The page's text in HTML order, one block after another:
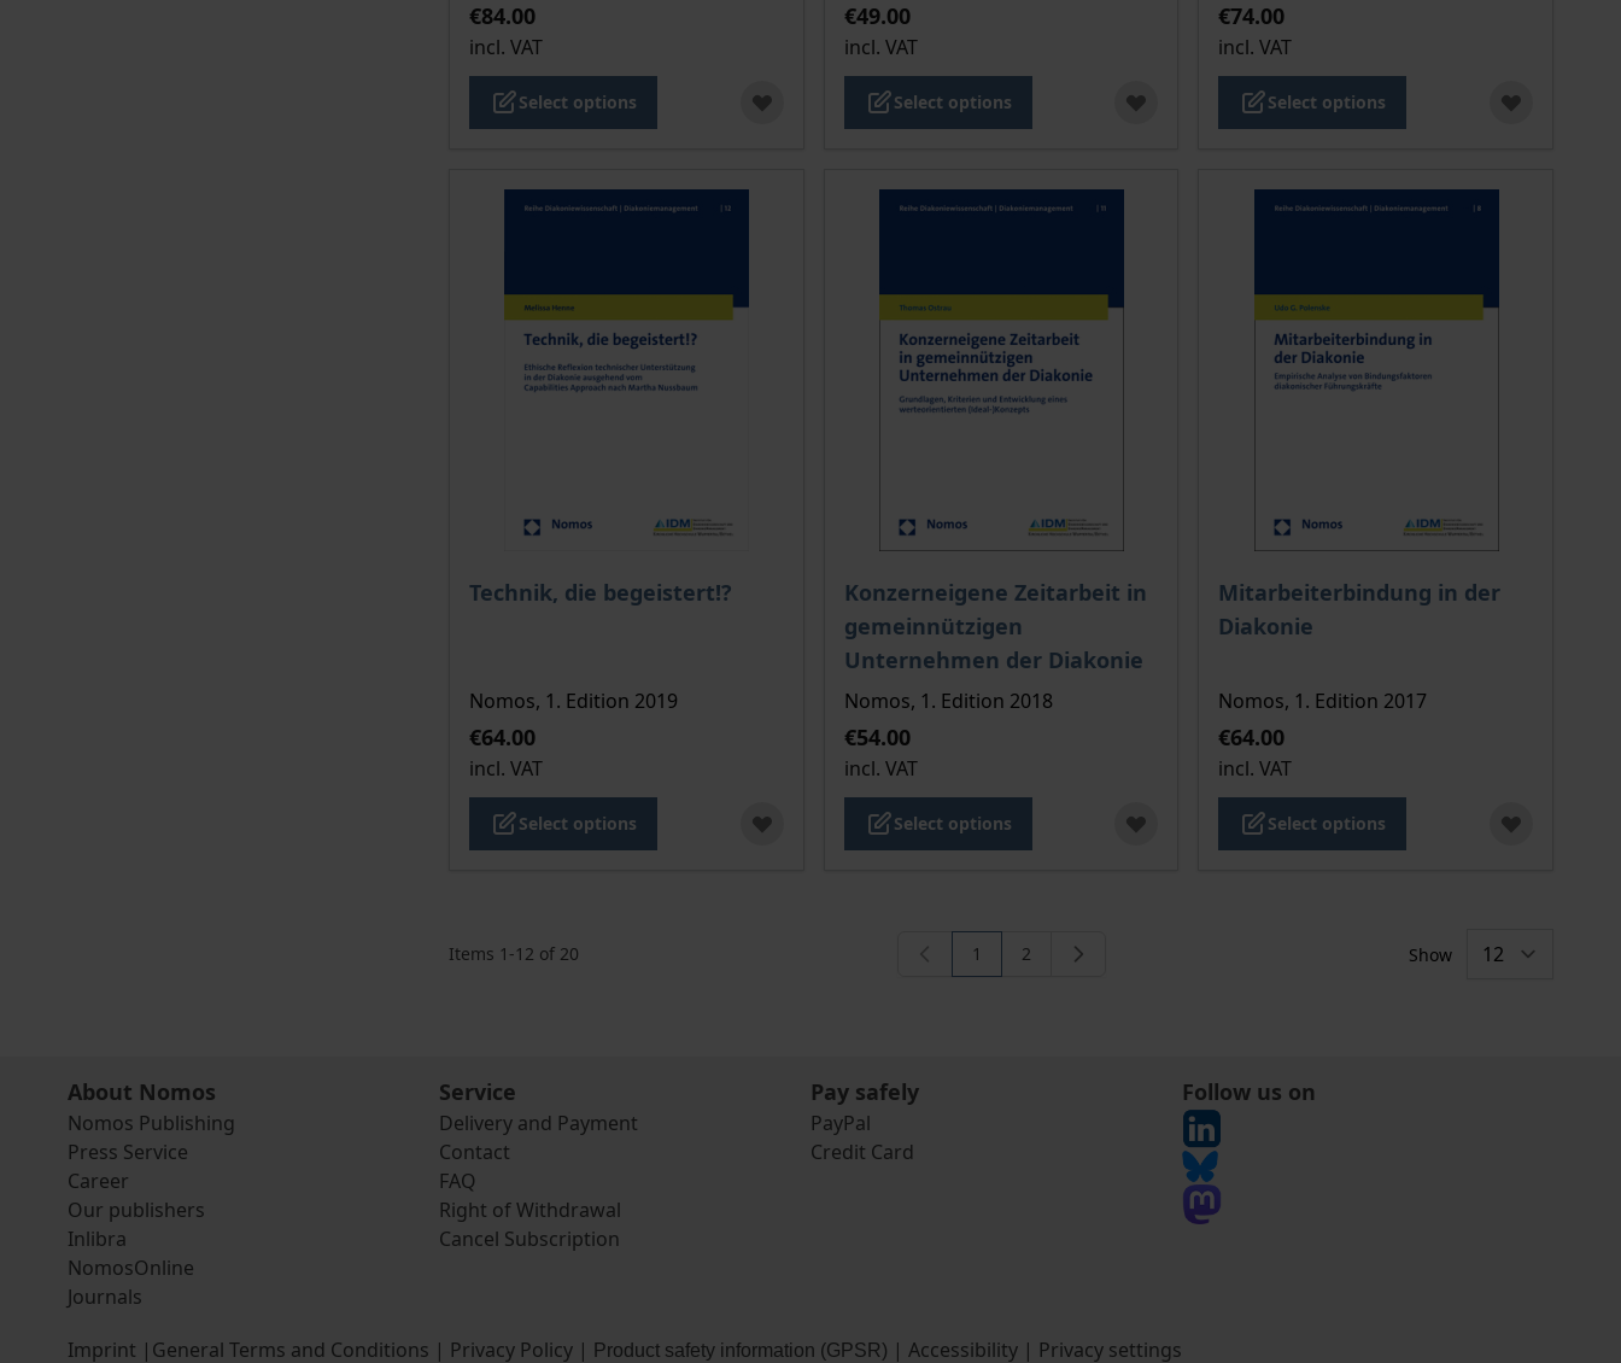
€84.00
incl. VAT
Select options
€49.00
incl. VAT
Select options
€74.00
incl. VAT
Select options
Technik, die begeistert!?
The price depends on the options chosen on the product page
Nomos, 1. Edition 2019
€64.00
incl. VAT
Select options
Konzerneigene Zeitarbeit in
gemeinnützigen
Unternehmen der Diakonie
The price depends on the options chosen on the product page
Nomos, 1. Edition 2018
€54.00
incl. VAT
Select options
Mitarbeiterbindung in der
Diakonie
The price depends on the options chosen
Nomos, 1. Edition 2017
€64.00
incl. VAT
Select options
Items 1 -12 of 20 You're currently reading page
1 Page
2 Show
About Nomos
Nomos Publishing
Press Service
Career
Our publishers
Inlibra
NomosOnline
Journals
Service
Delivery and Payment
Contact
FAQ
Right of Withdrawal
Cancel Subscription
Pay safely
PayPal
Credit Card
Follow us on
Imprint | General Terms and Conditions | Privacy Policy | Product safety information (GPSR) | Accessibility | Privacy settings